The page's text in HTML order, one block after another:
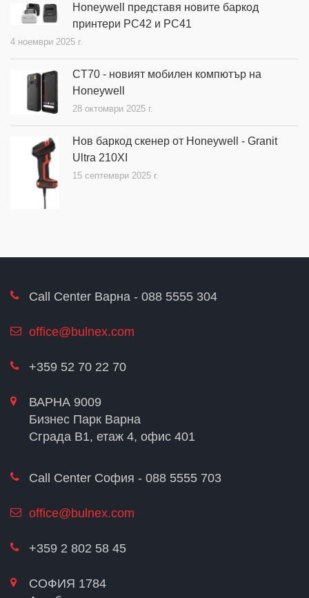
Honeywell представя новите баркод
принтери PC42 и PC41
4 ноември 2025 г.
CT70 - новият мобилен компютър на
Honeywell
28 октомври 2025 г.
Нов баркод скенер от Honeywell - Granit
Ultra 210XI
15 септември 2025 г.
Call Center Варна - 088 5555 304
office@bulnex.com
+359 52 70 22 70
ВАРНА 9009
Бизнес Парк Варна
Сграда В1, етаж 4, офис 401
Call Center София - 088 5555 703
office@bulnex.com
+359 2 802 58 45
СОФИЯ 1784